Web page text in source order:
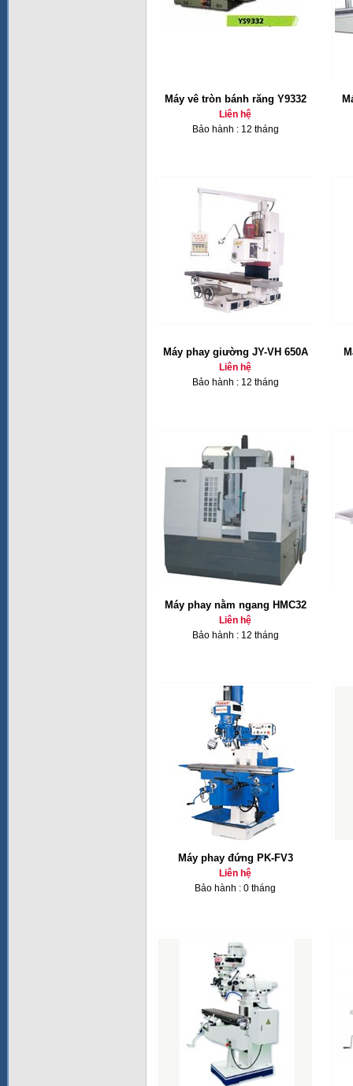
Máy vê tròn bánh răng Y9332
Liên hệ
Bảo hành : 12 tháng
Máy phay giường JY-VH 650A
Liên hệ
Bảo hành : 12 tháng
Máy phay nằm ngang HMC32
Liên hệ
Bảo hành : 12 tháng
Máy phay đứng PK-FV3
Liên hệ
Bảo hành : 0 tháng